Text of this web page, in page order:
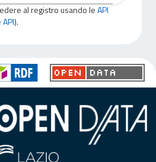
al registro usando leAPI
).